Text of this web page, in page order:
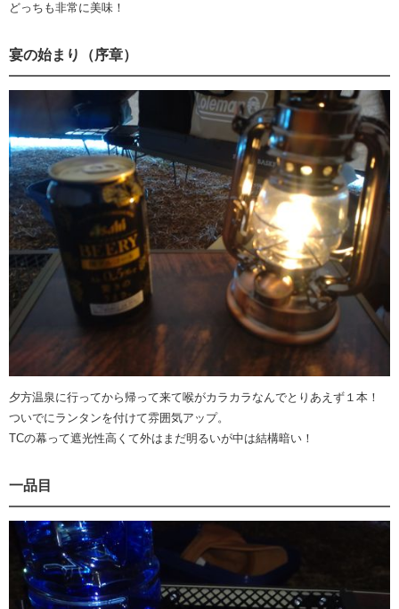
どっちも非常に美味！
宴の始まり（序章）
夕方温泉に行ってから帰って来て喉がカラカラなんでとりあえず１本！
ついでにランタンを付けて雰囲気アップ。
TCの幕って遮光性高くて外はまだ明るいが中は結構暗い！
一品目